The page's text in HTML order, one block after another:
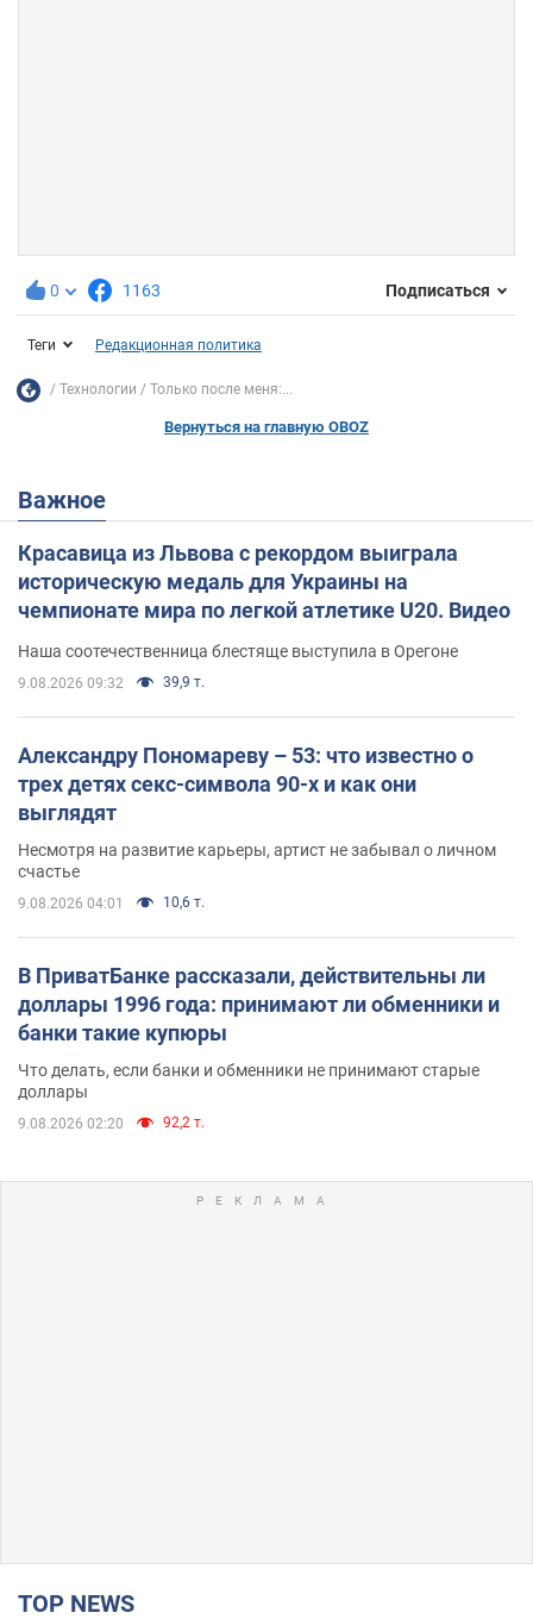
0 1163 Подписаться
Теги Редакционная политика
Технологии Только после меня:...
Вернуться на главную OBOZ
Важное
Красавица из Львова с рекордом выиграла
историческую медаль для Украины на
чемпионате мира по легкой атлетике U20. Видео
Наша соотечественница блестяще выступила в Орегоне
9.08.2026 09:32 39,9 т.
Александру Пономареву – 53: что известно о
трех детях секс-символа 90-х и как они
выглядят
Несмотря на развитие карьеры, артист не забывал о личном
счастье
9.08.2026 04:01 10,6 т.
В ПриватБанке рассказали, действительны ли
доллары 1996 года: принимают ли обменники и
банки такие купюры
Что делать, если банки и обменники не принимают старые
доллары
9.08.2026 02:20 92,2 т.
TOP NEWS